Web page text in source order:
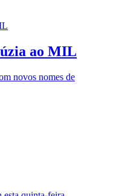
ao MIL
novos nomes de